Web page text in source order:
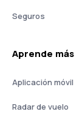
Seguros
Aprende más
Aplicación móvil
Radar de vuelo